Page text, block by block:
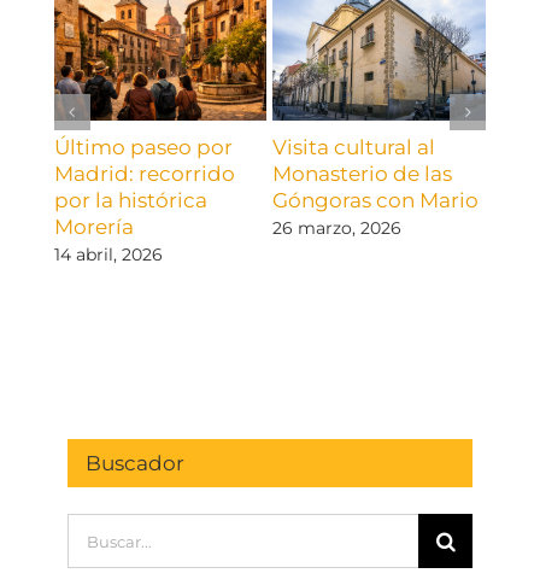
Último paseo por
Madrid: recorrido
por la histórica
Morería
14 abril, 2026
Visita cultural al
Monasterio de las
Góngoras con Mario
26 marzo, 2026
Buscador